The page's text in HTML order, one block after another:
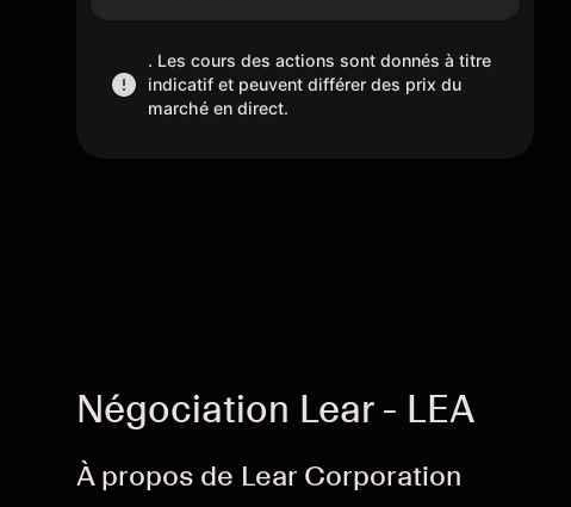
. Les cours des actions sont donnés à titre
indicatif et peuvent différer des prix du
marché en direct.
Négociation Lear - LEA
À propos de Lear Corporation